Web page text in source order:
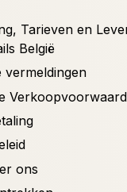
Tarieven en
België
vermeldingen
ons